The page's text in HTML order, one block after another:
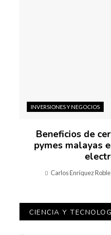
INVERSIONES Y NEGOCIOS
Beneficios de
pymes malayas
Carlos Enríquez
CIENCIA Y